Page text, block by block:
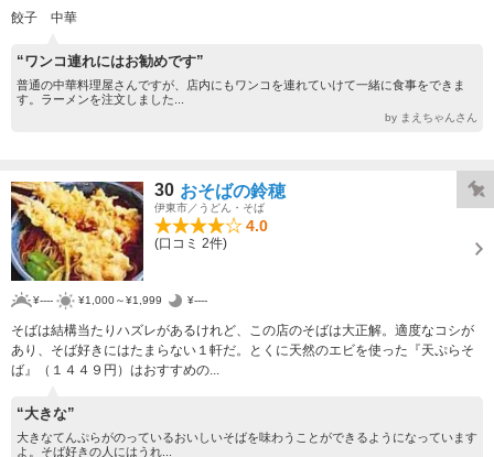
餃子 中華
“ワンコ連れにはお勧めです”
普通の中華料理屋さんですが、店内にもワンコを連れていけて一緒に食事をできま
す。ラーメンを注文しました...
by まえちゃんさん
30 おそばの鈴穂
伊東市／うどん・そば
4.0
(口コミ 2件)
¥---- ¥1,000～¥1,999 ¥----
そばは結構当たりハズレがあるけれど、この店のそばは大正解。適度なコシが
あり、そば好きにはたまらない１軒だ。とくに天然のエビを使った『天ぷらそ
ば』（１４４９円）はおすすめの...
“大きな”
大きなてんぷらがのっているおいしいそばを味わうことができるようになっています
よ。そば好きの人にはうれ...